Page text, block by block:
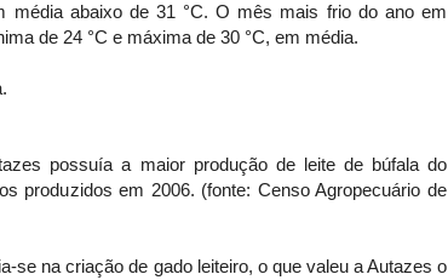
média abaixo de 31 °C. O mês mais frio do ano em
de 24 °C e máxima de 30 °C, em média.
possuía a maior produção de leite de búfala do
produzidos em 2006. (fonte: Censo Agropecuário de
se na criação de gado leiteiro, o que valeu a Autazes o